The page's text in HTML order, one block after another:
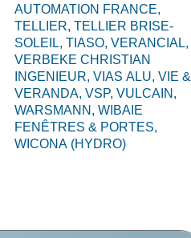
AUTOMATION FRANCE,
TELLIER,TELLIER BRISE-
SOLEIL,TIASO,VERANCIAL,
VERBEKE CHRISTIAN
INGENIEUR,VIAS ALU,VIE &
VERANDA,VSP,VULCAIN,
WARSMANN,WIBAIE
FENÊTRES & PORTES,
WICONA (HYDRO)